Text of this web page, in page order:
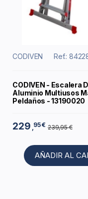
CODIVEN Ref.:
CODIVEN - Escalera
Aluminio Multiusos
Peldaños - 13190020
229 ,95 € 239,95 €
AÑADIR AL